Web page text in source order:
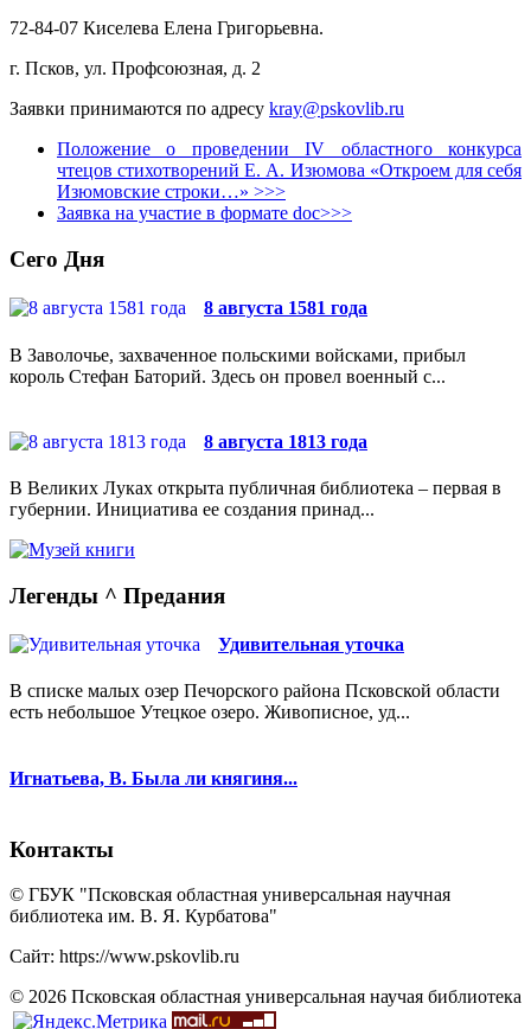
72-84-07 Киселева Елена Григорьевна.
г. Псков, ул. Профсоюзная, д. 2
Заявки принимаются по адресу kray@pskovlib.ru
Положение о проведении IV областного конкурса
чтецов стихотворений Е. А. Изюмова «Откроем для себя
Изюмовские строки…» >>>
Заявка на участие в формате doc>>>
Сего Дня
8 августа 1581 года
В Заволочье, захваченное польскими войсками, прибыл
король Стефан Баторий. Здесь он провел военный с...
8 августа 1813 года
В Великих Луках открыта публичная библиотека – первая в
губернии. Инициатива ее создания принад...
Легенды ^ Предания
Удивительная уточка
В списке малых озер Печорского района Псковской области
есть небольшое Утецкое озеро. Живописное, уд...
Игнатьева, В. Была ли княгиня...
Контакты
© ГБУК "Псковская областная универсальная научная
библиотека им. В. Я. Курбатова"
Сайт: https://www.pskovlib.ru
© 2026 Псковская областная универсальная научая библиотека